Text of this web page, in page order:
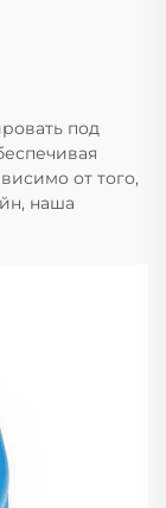
под
от того,
наша